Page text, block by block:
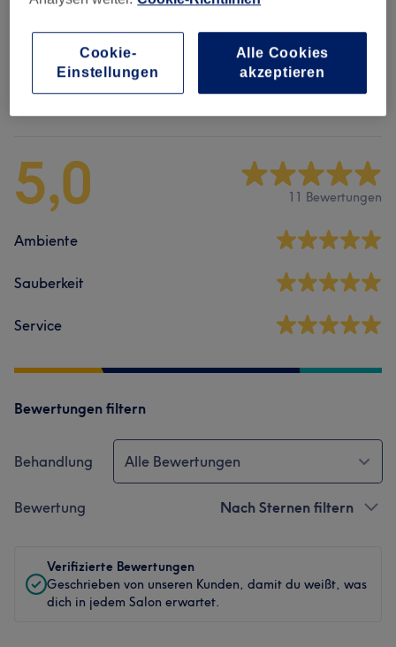
Maniküre & Pediküre (2) ab 10 €
5,0 11 Bewertungen
Ambiente
Sauberkeit
Service
Bewertungen filtern
Behandlung Alle Bewertungen
Bewertung Nach Sternen filtern
Verifizierte Bewertungen
Geschrieben von unseren Kunden, damit du weißt, was
dich in jedem Salon erwartet.
Cookie-
Einstellungen
Alle Cookies
akzeptieren